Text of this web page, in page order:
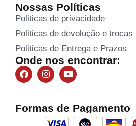
Nossas Políticas
Politicas de privacidade
Politicas de devolução e trocas
Politicas de Entrega e Prazos
Onde nos encontrar:
Formas de Pagamento